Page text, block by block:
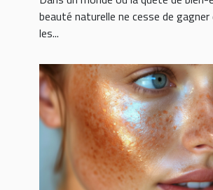
beauté naturelle ne cesse de
les...